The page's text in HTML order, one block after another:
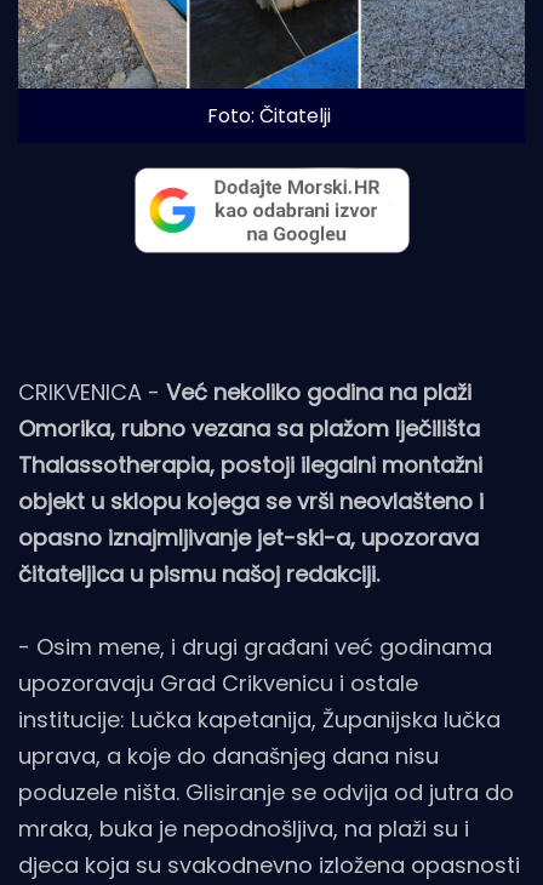
Foto: Čitatelji
CRIKVENICA - Već nekoliko godina na plaži
Omorika, rubno vezana sa plažom lječilišta
Thalassotherapia, postoji ilegalni montažni
objekt u sklopu kojega se vrši neovlašteno i
opasno iznajmljivanje jet-ski-a, upozorava
čitateljica u pismu našoj redakciji.
- Osim mene, i drugi građani već godinama
upozoravaju Grad Crikvenicu i ostale
institucije: Lučka kapetanija, Županijska lučka
uprava, a koje do današnjeg dana nisu
poduzele ništa. Glisiranje se odvija od jutra do
mraka, buka je nepodnošljiva, na plaži su i
djeca koja su svakodnevno izložena opasnosti